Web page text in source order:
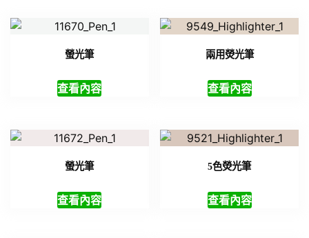
螢光筆
查看內容
兩用熒光筆
查看內容
螢光筆
查看內容
5色熒光筆
查看內容